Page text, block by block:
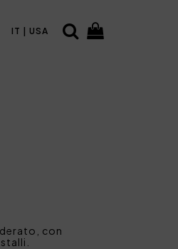
IT | USA
con